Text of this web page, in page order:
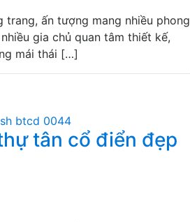
ấn tượng mang nhiều phong
gia chủ quan tâm thiết kế,
mái thái […]
tân cổ điển đẹp